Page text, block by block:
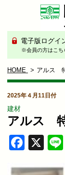
電子版ログイ
※会員の方はこち
HOME アルス
2025年４月11日付
建材
アルス
X